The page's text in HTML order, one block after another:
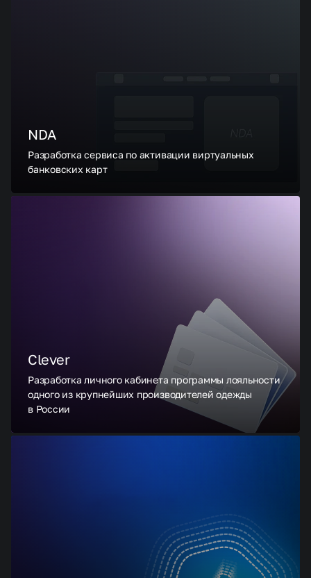
NDA
Разработка сервиса по активации виртуальных
банковских карт
Clever
Разработка личного кабинета программы лояльности
одного из крупнейших производителей одежды
в России